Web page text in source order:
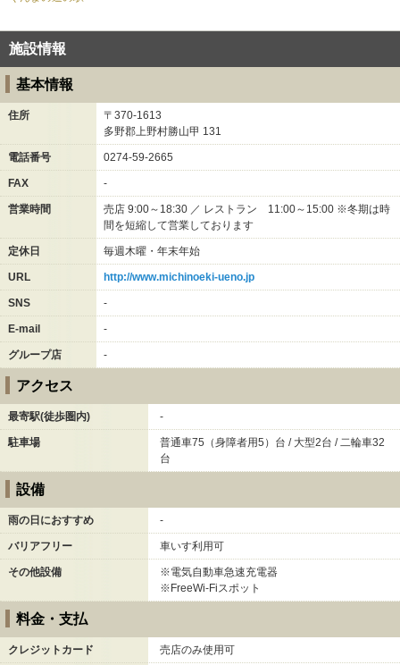
施設情報
基本情報
住所
〒370-1613
多野郡上野村勝山甲 131
電話番号 0274-59-2665
FAX -
営業時間
売店 9:00～18:30 ／ レストラン 11:00～15:00 ※冬期は時
間を短縮して営業しております
定休日 毎週木曜・年末年始
URL http://www.michinoeki-ueno.jp
SNS -
E-mail -
グループ店 -
アクセス
最寄駅(徒歩圏内) -
駐車場
普通車75（身障者用5）台 / 大型2台 / 二輪車32
台
設備
雨の日におすすめ -
バリアフリー 車いす利用可
その他設備
※電気自動車急速充電器
※FreeWi-Fiスポット
料金・支払
クレジットカード 売店のみ使用可